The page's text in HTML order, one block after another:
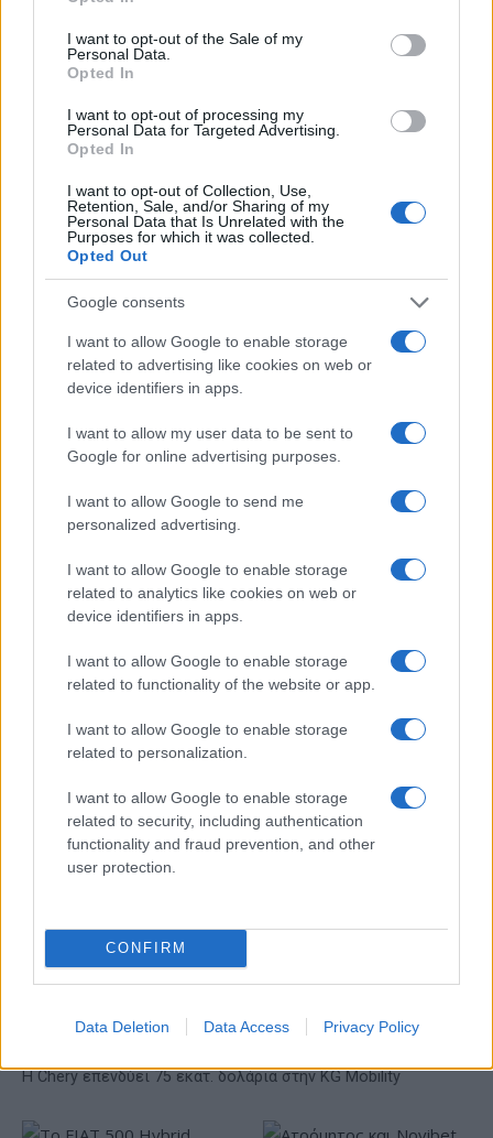
use your data for below specified purposes in below Google
consent section.
I want to opt-out of the Sale of my
Personal Data.
Opted In
I want to opt-out of processing my
Personal Data for Targeted Advertising.
Opted In
I want to opt-out of Collection, Use,
Retention, Sale, and/or Sharing of my
Personal Data that Is Unrelated with the
Purposes for which it was collected.
Opted Out
Google consents
I want to allow Google to enable storage
related to advertising like cookies on web or
device identifiers in apps.
I want to allow my user data to be sent to
Google for online advertising purposes.
I want to allow Google to send me
personalized advertising.
I want to allow Google to enable storage
related to analytics like cookies on web or
device identifiers in apps.
I want to allow Google to enable storage
related to functionality of the website or app.
I want to allow Google to enable storage
related to personalization.
I want to allow Google to enable storage
related to security, including authentication
functionality and fraud prevention, and other
user protection.
CONFIRM
Data Deletion Data Access Privacy Policy
Η Toyota φέρνει νέα γενιά
αυτοκινητοβιομηχανία
Νέο Audi A2 e-tron με στόχο την κορυφή της
αποδοτικότητας
Ευρωπαϊκό Κορασίδων:
στην πρεμιέρα, 78-36 την
Ιρλανδία
Γιαννακόπουλος: «Όταν σου
ρίχνουν μια πέτρα, τους
ΕΛΣΤΑΤ: Στο 3,4% υποχώρησε ο πληθωρισμός τον Ιούλιο
ενημέρωσης- Ξεκίνησε το
πενταετές πρόγραμμα
ενίσχυσης του Τύπου
Η Chery επενδύει 75 εκατ. δολάρια στην KG Mobility